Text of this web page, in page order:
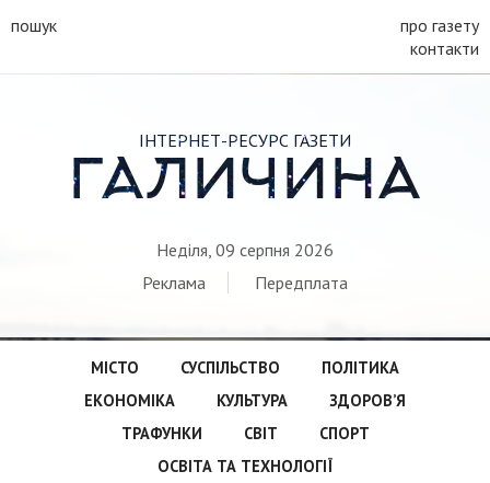
пошук
про газету
контакти
ІНТЕРНЕТ-РЕСУРС ГАЗЕТИ
ГАЛИЧИНА
Неділя, 09 серпня 2026
Реклама
Передплата
МІСТО СУСПІЛЬСТВО
ПОЛІТИКА
ЕКОНОМІКА
КУЛЬТУРА
ЗДОРОВ’Я
ТРАФУНКИ
СВІТ
СПОРТ
ОСВІТА ТА ТЕХНОЛОГІЇ